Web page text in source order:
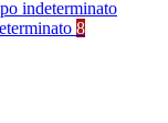
indeterminato
8